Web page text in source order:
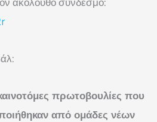
ακόλουθο σύνδεσμο:
πρωτοβουλίες που
από ομάδες νέων